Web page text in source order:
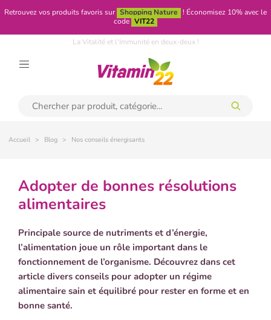
Retrouvez vos produits favoris sur Shopping Nature ! Économisez 10% avec le
code VIT22
La Vitalité et l'Immunité en deux-deux !
Accueil Blog Nos conseils énergisants
adopter de bonnes résolutions
alimentaires
Principale source de nutriments et d’énergie,
l’alimentation joue un rôle important dans le
fonctionnement de l’organisme. Découvrez dans cet
article divers conseils pour adopter un régime
alimentaire sain et équilibré pour rester en forme et en
bonne santé.